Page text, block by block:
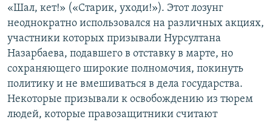
«Шал, кет!» («Старик, уходи!»). Этот лозунг
неоднократно использовался на различных акциях,
участники которых призывали Нурсултана
Назарбаева, подавшего в отставку в марте, но
сохраняющего широкие полномочия, покинуть
политику и не вмешиваться в дела государства.
Некоторые призывали к освобождению из тюрем
людей, которые правозащитники считают